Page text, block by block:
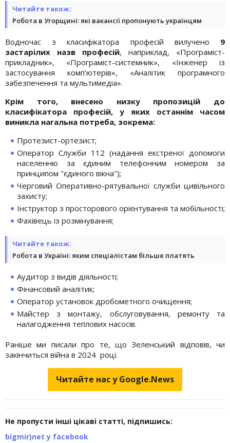
Читайте також:
Робота в Угорщині: які вакансії пропонують українцям
Водночас з класифікатора професій вилучено 9
застарілих назв професій, наприклад, «Програміст-
прикладник», «Програміст-системник», «Інженер із
застосування комп’ютерів», «Аналітик програмного
забезпечення та мультимедіа».
Крім того, внесено низку пропозицій до
класифікатора професій, у яких останнім часом
виникла нагальна потреба, зокрема:
Протезист-ортезист;
Оператор Служби 112 (надання екстреної допомоги
населенню за єдиним телефонним номером за
принципом "єдиного вікна");
Черговий Оперативно-рятувальної служби цивільного
захисту;
Інструктор з просторового орієнтування та мобільності;
Фахівець із розмінування;
Читайте також:
Робота в Україні: яким спеціалістам більше платять
Аудитор з видів діяльності;
Фінансовий аналітик;
Оператор установок дробометного очищення;
Майстер з монтажу, обслуговування, ремонту та
налагодження теплових насосів.
Раніше ми писали про те, що Зеленський відповів, чи
закінчиться війна в 2024 році.
Читайте нас у Google.News
Не пропусти інші цікаві статті, підпишись:
bigmir)net у facebook